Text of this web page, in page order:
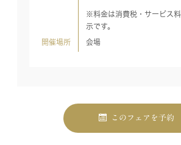
※料金は消費税・サービス
示です。
開催場所 会場
このフェアを予約